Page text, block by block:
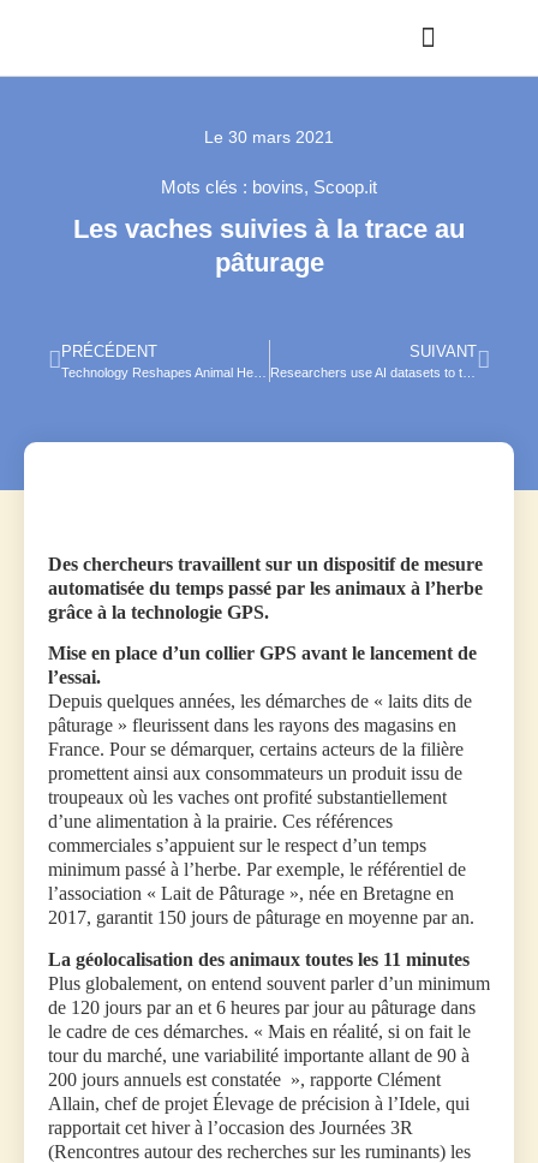
Le 30 mars 2021
Mots clés : bovins, Scoop.it
Les vaches suivies à la trace au
pâturage
PRÉCÉDENT SUIVANT
Researchers use AI datasets to track feral pigs, minimize disease risk
Des chercheurs travaillent sur un dispositif de mesure
automatisée du temps passé par les animaux à l’herbe
grâce à la technologie GPS.
Mise en place d’un collier GPS avant le lancement de
l’essai.
Depuis quelques années, les démarches de « laits dits de
pâturage » fleurissent dans les rayons des magasins en
France. Pour se démarquer, certains acteurs de la filière
promettent ainsi aux consommateurs un produit issu de
troupeaux où les vaches ont profité substantiellement
d’une alimentation à la prairie. Ces références
commerciales s’appuient sur le respect d’un temps
minimum passé à l’herbe. Par exemple, le référentiel de
l’association « Lait de Pâturage », née en Bretagne en
2017, garantit 150 jours de pâturage en moyenne par an.
La géolocalisation des animaux toutes les 11 minutes
Plus globalement, on entend souvent parler d’un minimum
de 120 jours par an et 6 heures par jour au pâturage dans
le cadre de ces démarches. « Mais en réalité, si on fait le
tour du marché, une variabilité importante allant de 90 à
200 jours annuels est constatée », rapporte Clément
Allain, chef de projet Élevage de précision à l’Idele, qui
rapportait cet hiver à l’occasion des Journées 3R
(Rencontres autour des recherches sur les ruminants) les